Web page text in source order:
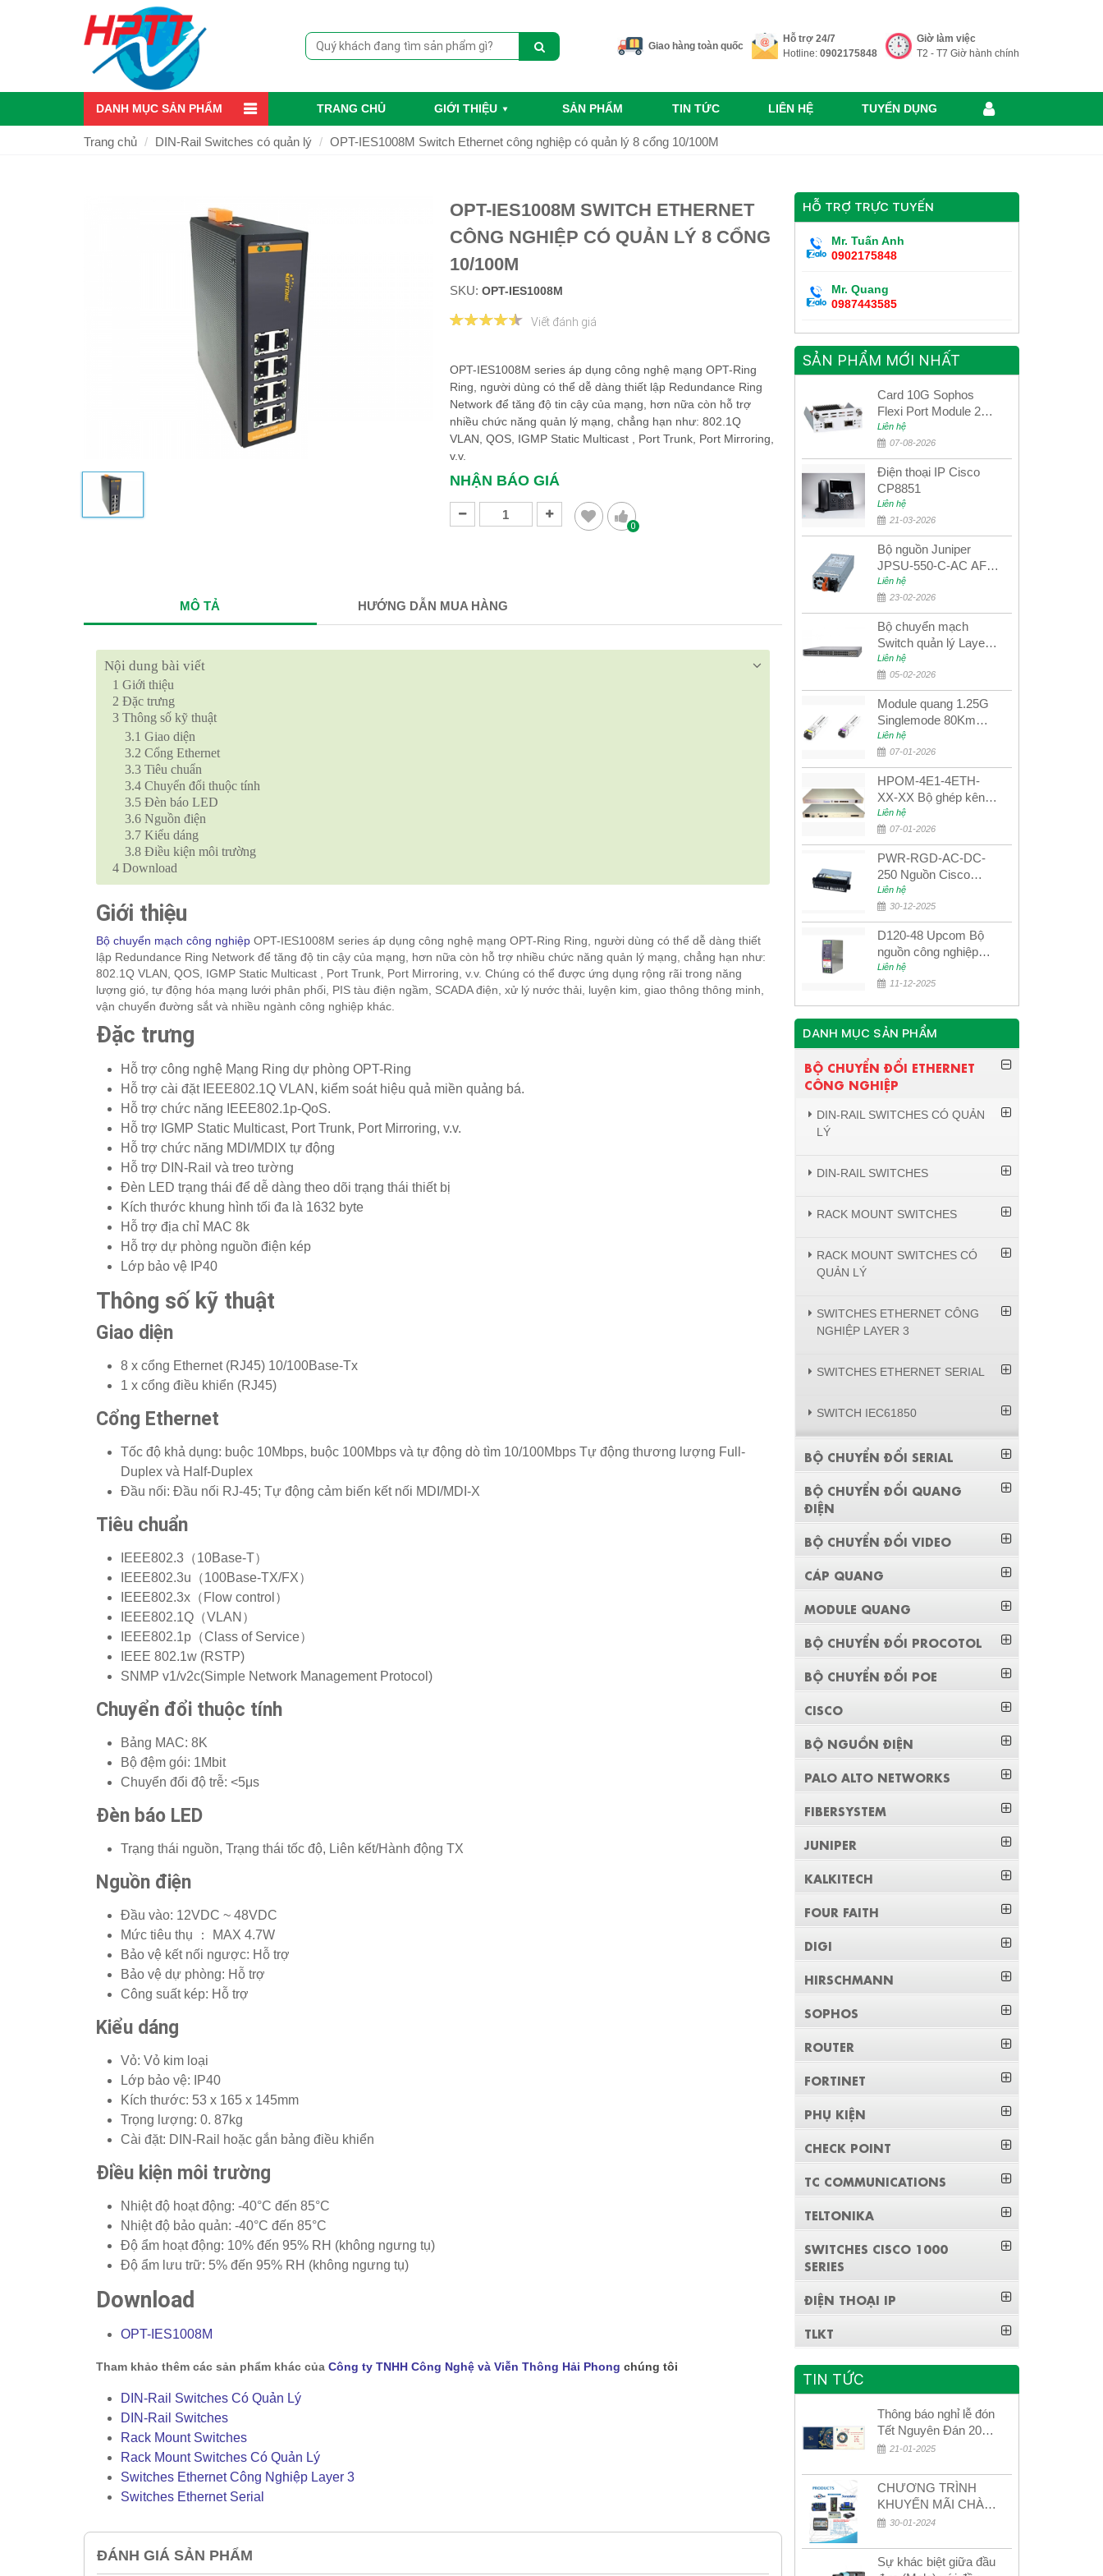
Giao hàng toàn quốc
Hỗ trợ 24/7
Hotline: 0902175848
Giờ làm việc
T2 - T7 Giờ hành chính
DANH MỤC SẢN PHẨM TRANG CHỦ GIỚI THIỆU SẢN PHẨM TIN TỨC LIÊN HỆ TUYỂN DỤNG
Trang chủ DIN-Rail Switches có quản lý OPT-IES1008M Switch Ethernet công nghiệp có quản lý 8 cổng 10/100M
OPT-IES1008M SWITCH ETHERNET
CÔNG NGHIỆP CÓ QUẢN LÝ 8 CỔNG
10/100M
SKU: OPT-IES1008M
Viết đánh giá
OPT-IES1008M series áp dụng công nghệ mạng OPT-Ring
Ring, người dùng có thể dễ dàng thiết lập Redundance Ring
Network để tăng độ tin cậy của mạng, hơn nữa còn hỗ trợ
nhiều chức năng quản lý mạng, chẳng hạn như: 802.1Q
VLAN, QOS, IGMP Static Multicast , Port Trunk, Port Mirroring,
v.v.
NHẬN BÁO GIÁ
0
MÔ TẢ HƯỚNG DẪN MUA HÀNG
Nội dung bài viết
1 Giới thiệu
2 Đặc trưng
3 Thông số kỹ thuật
3.1 Giao diện
3.2 Cổng Ethernet
3.3 Tiêu chuẩn
3.4 Chuyển đổi thuộc tính
3.5 Đèn báo LED
3.6 Nguồn điện
3.7 Kiểu dáng
3.8 Điều kiện môi trường
4 Download
Giới thiệu
Bộ chuyển mạch công nghiệp OPT-IES1008M series áp dụng công nghệ mạng OPT-Ring Ring, người dùng có thể dễ dàng thiết
lập Redundance Ring Network để tăng độ tin cậy của mạng, hơn nữa còn hỗ trợ nhiều chức năng quản lý mạng, chẳng hạn như:
802.1Q VLAN, QOS, IGMP Static Multicast , Port Trunk, Port Mirroring, v.v. Chúng có thể được ứng dụng rộng rãi trong năng
lượng gió, tự động hóa mạng lưới phân phối, PIS tàu điện ngầm, SCADA điện, xử lý nước thải, luyện kim, giao thông thông minh,
vận chuyển đường sắt và nhiều ngành công nghiệp khác.
Đặc trưng
Hỗ trợ công nghệ Mạng Ring dự phòng OPT-Ring
Hỗ trợ cài đặt IEEE802.1Q VLAN, kiểm soát hiệu quả miền quảng bá.
Hỗ trợ chức năng IEEE802.1p-QoS.
Hỗ trợ IGMP Static Multicast, Port Trunk, Port Mirroring, v.v.
Hỗ trợ chức năng MDI/MDIX tự động
Hỗ trợ DIN-Rail và treo tường
Đèn LED trạng thái để dễ dàng theo dõi trạng thái thiết bị
Kích thước khung hình tối đa là 1632 byte
Hỗ trợ địa chỉ MAC 8k
Hỗ trợ dự phòng nguồn điện kép
Lớp bảo vệ IP40
Thông số kỹ thuật
Giao diện
8 x cổng Ethernet (RJ45) 10/100Base-Tx
1 x cổng điều khiển (RJ45)
Cổng Ethernet
Tốc độ khả dụng: buộc 10Mbps, buộc 100Mbps và tự động dò tìm 10/100Mbps Tự động thương lượng Full-
Duplex và Half-Duplex
Đầu nối: Đầu nối RJ-45; Tự động cảm biến kết nối MDI/MDI-X
Tiêu chuẩn
IEEE802.3（10Base-T）
IEEE802.3u（100Base-TX/FX）
IEEE802.3x（Flow control）
IEEE802.1Q（VLAN）
IEEE802.1p（Class of Service）
IEEE 802.1w (RSTP)
SNMP v1/v2c(Simple Network Management Protocol)
Chuyển đổi thuộc tính
Bảng MAC: 8K
Bộ đệm gói: 1Mbit
Chuyển đổi độ trễ: <5μs
Đèn báo LED
Trạng thái nguồn, Trạng thái tốc độ, Liên kết/Hành động TX
Nguồn điện
Đầu vào: 12VDC ~ 48VDC
Mức tiêu thụ ： MAX 4.7W
Bảo vệ kết nối ngược: Hỗ trợ
Bảo vệ dự phòng: Hỗ trợ
Công suất kép: Hỗ trợ
Kiểu dáng
Vỏ: Vỏ kim loại
Lớp bảo vệ: IP40
Kích thước: 53 x 165 x 145mm
Trọng lượng: 0. 87kg
Cài đặt: DIN-Rail hoặc gắn bảng điều khiển
Điều kiện môi trường
Nhiệt độ hoạt động: -40°C đến 85°C
Nhiệt độ bảo quản: -40°C đến 85°C
Độ ẩm hoạt động: 10% đến 95% RH (không ngưng tụ)
Độ ẩm lưu trữ: 5% đến 95% RH (không ngưng tụ)
Download
OPT-IES1008M
Tham khảo thêm các sản phẩm khác của Công ty TNHH Công Nghệ và Viễn Thông Hải Phong chúng tôi
DIN-Rail Switches Có Quản Lý
DIN-Rail Switches
Rack Mount Switches
Rack Mount Switches Có Quản Lý
Switches Ethernet Công Nghiệp Layer 3
Switches Ethernet Serial
ĐÁNH GIÁ SẢN PHẨM
HỖ TRỢ TRỰC TUYẾN
Mr. Tuấn Anh
0902175848
Mr. Quang
0987443585
SẢN PHẨM MỚI NHẤT
Card 10G Sophos
Flexi Port Module 2
port 10GbE SFP+
SGMOD2F2PUR
2port 10GbE SFP+
Liên hệ
07-08-2026
Điện thoại IP Cisco
CP8851
Liên hệ
21-03-2026
Bộ nguồn Juniper
JPSU-550-C-AC AFO
nguồn AC công suất
550W dùng cho dòng
switch Juniper
Networks EX4400
Liên hệ
23-02-2026
Bộ chuyển mạch
Switch quản lý Layer 3
Juniper QFX5100-48S
Liên hệ
05-02-2026
Module quang 1.25G
Singlemode 80Km
UPCOM MWS-12-45-
80AD/MWS-12-54-
80BD
Liên hệ
07-01-2026
HPOM-4E1-4ETH-
XX-XX Bộ ghép kênh
quang quản lý SDH
4E1+4ETH+RS232
Liên hệ
07-01-2026
PWR-RGD-AC-DC-
250 Nguồn Cisco
Industrial 250W
PoE/PoE+
Liên hệ
30-12-2025
D120-48 Upcom Bộ
nguồn công nghiệp
đầu ra đơn 120W
48VDC
Liên hệ
11-12-2025
DANH MỤC SẢN PHẨM
BỘ CHUYỂN ĐỔI ETHERNET
CÔNG NGHIỆP
DIN-RAIL SWITCHES CÓ QUẢN
LÝ
DIN-RAIL SWITCHES
RACK MOUNT SWITCHES
RACK MOUNT SWITCHES CÓ
QUẢN LÝ
SWITCHES ETHERNET CÔNG
NGHIỆP LAYER 3
SWITCHES ETHERNET SERIAL
SWITCH IEC61850
BỘ CHUYỂN ĐỔI SERIAL
BỘ CHUYỂN ĐỔI QUANG
ĐIỆN
BỘ CHUYỂN ĐỔI VIDEO
CÁP QUANG
MODULE QUANG
BỘ CHUYỂN ĐỔI PROCOTOL
BỘ CHUYỂN ĐỔI POE
CISCO
BỘ NGUỒN ĐIỆN
PALO ALTO NETWORKS
FIBERSYSTEM
JUNIPER
KALKITECH
FOUR FAITH
DIGI
HIRSCHMANN
SOPHOS
ROUTER
FORTINET
PHỤ KIỆN
CHECK POINT
TC COMMUNICATIONS
TELTONIKA
SWITCHES CISCO 1000
SERIES
ĐIỆN THOẠI IP
TLKT
TIN TỨC
Thông báo nghỉ lễ đón
Tết Nguyên Đán 2026
– Xuân Bính Ngọ!
21-01-2025
CHƯƠNG TRÌNH
KHUYẾN MÃI CHÀO
MỪNG NĂM MỚI
30-01-2024
Sự khác biệt giữa đầu